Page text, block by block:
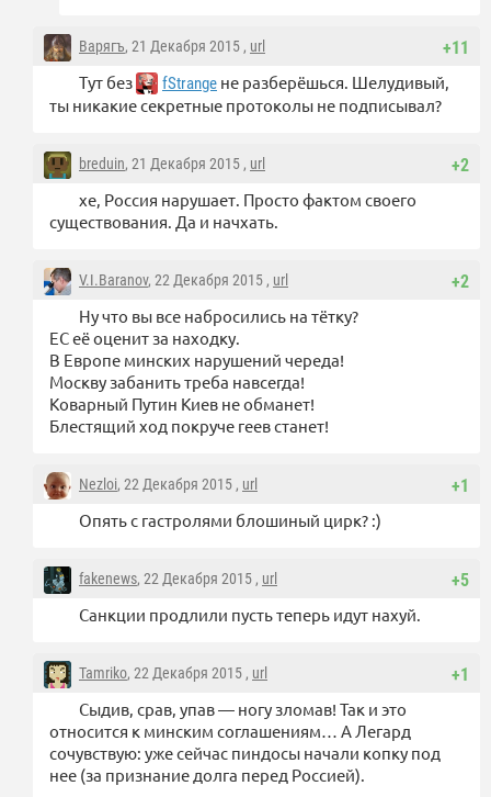
+11
Варягъ, 21 Декабря 2015 , url
Тут без fStrange не разберёшься. Шелудивый,
ты никакие секретные протоколы не подписывал?
+2
breduin, 21 Декабря 2015 , url
хе, Россия нарушает. Просто фактом своего
существования. Да и начхать.
+2
V.I.Baranov, 22 Декабря 2015 , url
Ну что вы все набросились на тётку?
ЕС её оценит за находку.
В Европе минских нарушений череда!
Москву забанить треба навсегда!
Коварный Путин Киев не обманет!
Блестящий ход покруче геев станет!
+1
Nezloi, 22 Декабря 2015 , url
Опять с гастролями блошиный цирк? :)
+5
fakenews, 22 Декабря 2015 , url
Санкции продлили пусть теперь идут нахуй.
+1
Tamriko, 22 Декабря 2015 , url
Сыдив, срав, упав — ногу зломав! Так и это
относится к минским соглашениям… А Легард
сочувствую: уже сейчас пиндосы начали копку под
нее (за признание долга перед Россией).